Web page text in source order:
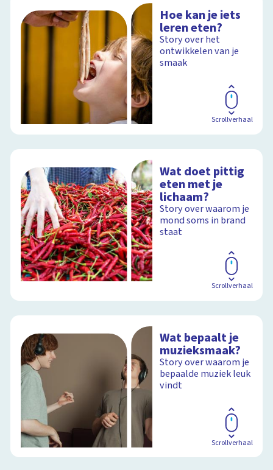
Hoe kan je iets
leren eten?
Story over het
ontwikkelen van je
smaak
Scrollverhaal
Wat doet pittig
eten met je
lichaam?
Story over waarom je
mond soms in brand
staat
Scrollverhaal
Wat bepaalt je
muzieksmaak?
Story over waarom je
bepaalde muziek leuk
vindt
Scrollverhaal